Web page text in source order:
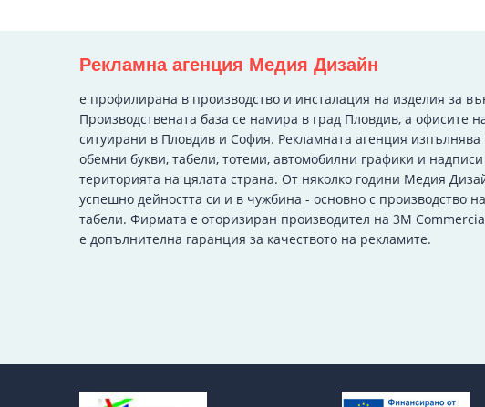
Рекламна агенция Медия Дизайн
e профилирана в производство и инсталация на изделия за
Производствената база се намира в град Пловдив, а офисите
ситуирани в Пловдив и София. Рекламната агенция изпълнява
обемни букви, табели, тотеми, автомобилни графики и
територията на цялата страна. От няколко години Медия
успешно дейността си и в чужбина - основно с производство
табели. Фирмата е оторизиран производител на 3M
е допълнителна гаранция за качеството на рекламите.